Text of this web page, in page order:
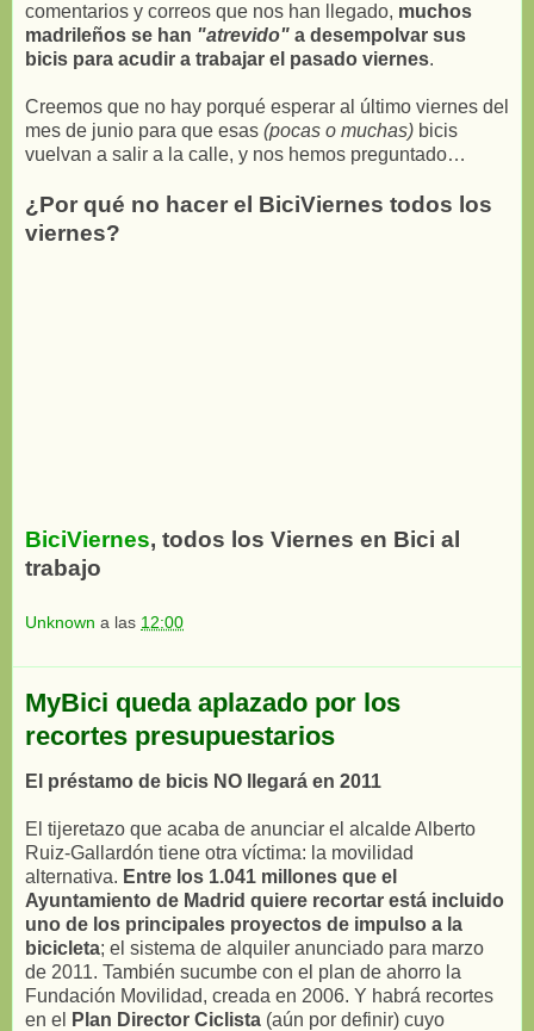
comentarios y correos que nos han llegado, muchos
madrileños se han "atrevido" a desempolvar sus
bicis para acudir a trabajar el pasado viernes.
Creemos que no hay porqué esperar al último viernes del
mes de junio para que esas (pocas o muchas) bicis
vuelvan a salir a la calle, y nos hemos preguntado…
¿Por qué no hacer el BiciViernes todos los
viernes?
BiciViernes, todos los Viernes en Bici al
trabajo
Unknown a las 12:00
MyBici queda aplazado por los
recortes presupuestarios
El préstamo de bicis NO llegará en 2011
El tijeretazo que acaba de anunciar el alcalde Alberto
Ruiz-Gallardón tiene otra víctima: la movilidad
alternativa. Entre los 1.041 millones que el
Ayuntamiento de Madrid quiere recortar está incluido
uno de los principales proyectos de impulso a la
bicicleta; el sistema de alquiler anunciado para marzo
de 2011. También sucumbe con el plan de ahorro la
Fundación Movilidad, creada en 2006. Y habrá recortes
en el
Plan Director Ciclista (aún por definir) cuyo